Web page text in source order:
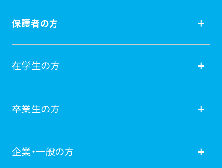
受験生の方
オープンキャンパス
保護者の方
保護者の方
学費納付金・奨学金
在学生の方
在学生の方
卒業生の方
卒業生の方
企業・一般の方